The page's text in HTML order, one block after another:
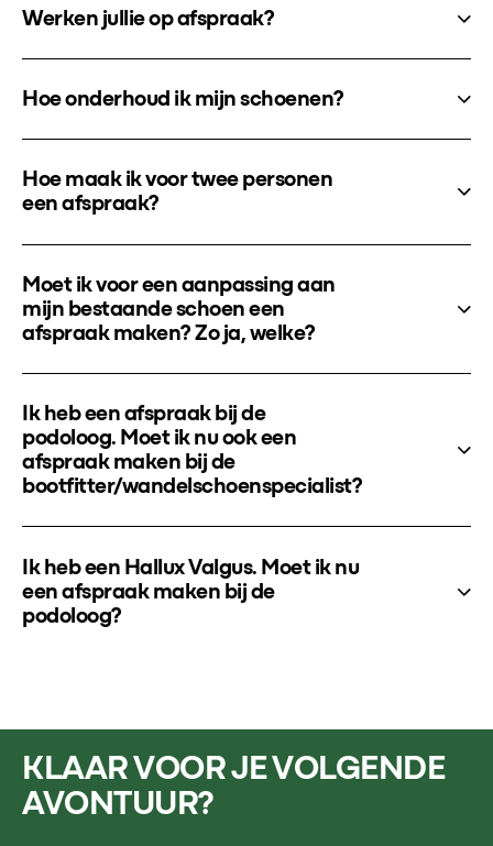
Werken jullie op afspraak?
Hoe onderhoud ik mijn schoenen?
Hoe maak ik voor twee personen
een afspraak?
Moet ik voor een aanpassing aan
mijn bestaande schoen een
afspraak maken? Zo ja, welke?
Ik heb een afspraak bij de
podoloog. Moet ik nu ook een
afspraak maken bij de
bootfitter/wandelschoenspecialist?
Ik heb een Hallux Valgus. Moet ik nu
een afspraak maken bij de
podoloog?
KLAAR VOOR JE VOLGENDE
AVONTUUR?